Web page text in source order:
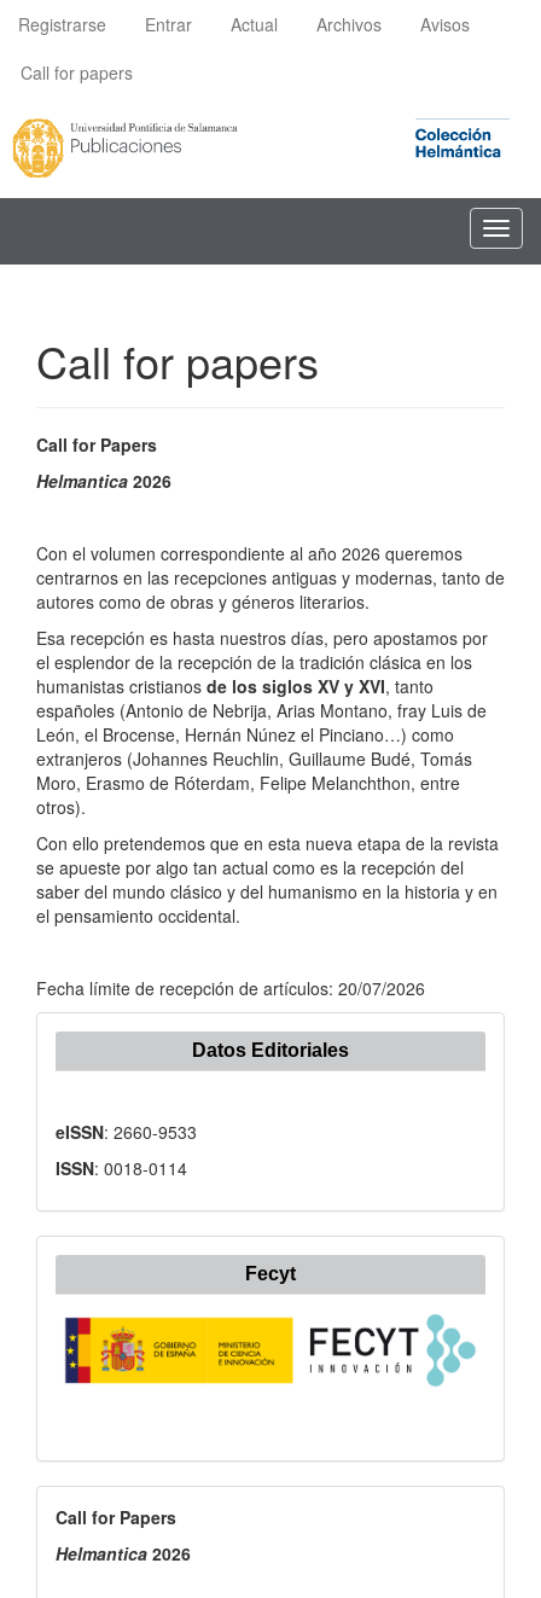
principal
principal
lateral
Registrarse Entrar Actual Archivos
Avisos
Call for papers
Call for papers
Call for Papers
Helmantica 2026
Con el volumen correspondiente al año 2026 queremos
centrarnos en las recepciones antiguas y modernas, tanto de
autores como de obras y géneros literarios.
Esa recepción es hasta nuestros días, pero apostamos por
el esplendor de la recepción de la tradición clásica en los
humanistas cristianos de los siglos XV y XVI, tanto
españoles (Antonio de Nebrija, Arias Montano, fray Luis de
León, el Brocense, Hernán Núnez el Pinciano…) como
extranjeros (Johannes Reuchlin, Guillaume Budé, Tomás
Moro, Erasmo de Róterdam, Felipe Melanchthon, entre
otros).
Con ello pretendemos que en esta nueva etapa de la revista
se apueste por algo tan actual como es la recepción del
saber del mundo clásico y del humanismo en la historia y en
el pensamiento occidental.
Fecha límite de recepción de artículos: 20/07/2026
Datos Editoriales
eISSN: 2660-9533
ISSN: 0018-0114
Fecyt
for
Papers
Call for Papers
Helmantica 2026